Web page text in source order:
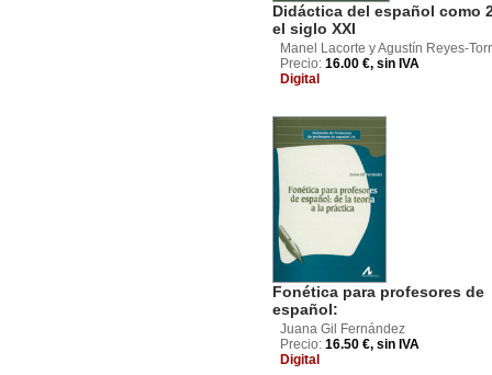
Didáctica del español como
el siglo XXI
Manel Lacorte y Agustín Reyes-
Precio: 16.00 €, sin IVA
Digital
Fonética para profesores de
español:
Juana Gil Fernández
Precio: 16.50 €, sin IVA
Digital